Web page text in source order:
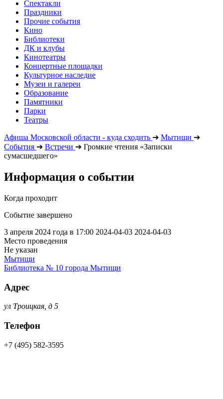
Спектакли
Праздники
Прочие события
Кино
Библиотеки
ДК и клубы
Кинотеатры
Концертные площадки
Культурное наследие
Музеи и галереи
Образование
Памятники
Парки
Театры
Афиша Московской области - куда сходить ➔ Мытищи ➔
События ➔ Встречи ➔ Громкие чтения «Записки
сумасшедшего»
Информация о событии
Когда проходит
Событие завершено
3 апреля 2024 года в 17:00 2024-04-03 2024-04-03
Место проведения
Не указан
Мытищи
Библиотека № 10 города Мытищи
Адрес
ул Троицкая, д 5
Телефон
+7 (495) 582-3595